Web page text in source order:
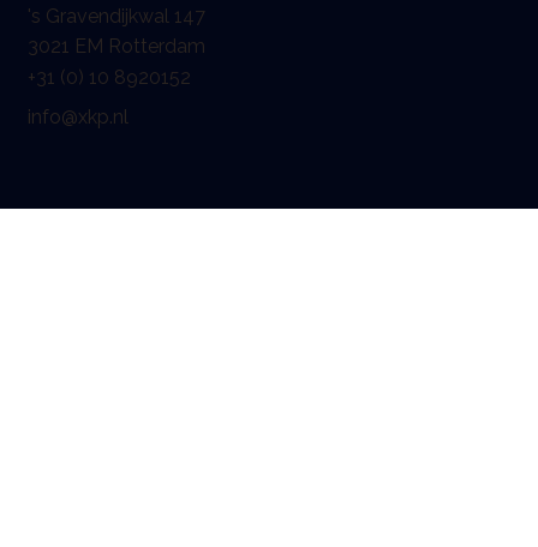
's Gravendijkwal 147
3021 EM Rotterdam
+31 (0) 10 8920152
info@xkp.nl